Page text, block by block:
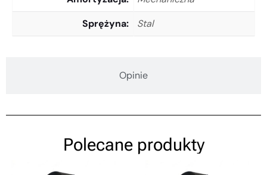
Opinie
Sprężyna
Stal
Polecane produkty